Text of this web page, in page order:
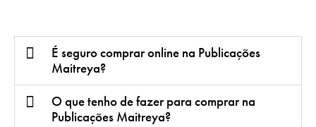
É seguro comprar online na Publicações
Maitreya?
O que tenho de fazer para comprar na
Publicações Maitreya?